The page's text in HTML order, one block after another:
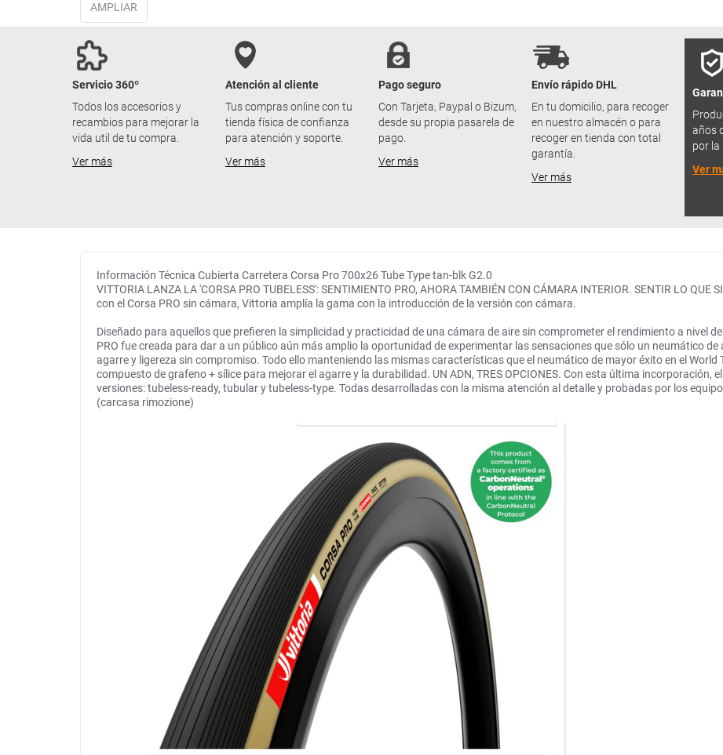
AMPLIAR
Servicio 360º
Todos los accesorios y
recambios para mejorar la
vida util de tu compra.
Ver más
Atención al cliente
Tus compras online con tu
tienda física de confianza
para atención y soporte.
Ver más
Pago seguro
Con Tarjeta, Paypal o Bizum,
desde su propia pasarela de
pago.
Ver más
Envío rápido DHL
En tu domicilio, para recoger
en nuestro almacén o para
recoger en tienda con total
garantía.
Ver más
años
por la
Ver
Información Técnica Cubierta Carretera Corsa Pro 700x26 Tube Type tan-blk G2.0
VITTORIA LANZA LA 'CORSA PRO TUBELESS': SENTIMIENTO PRO, AHORA TAMBIÉN CON CÁMARA INTERIOR. SENTIR LO
con el Corsa PRO sin cámara, Vittoria amplía la gama con la introducción de la versión con cámara.
Diseñado para aquellos que prefieren la simplicidad y practicidad de una cámara de aire sin comprometer el rendimiento a nivel
PRO fue creada para dar a un público aún más amplio la oportunidad de experimentar las sensaciones que sólo un neumático
agarre y ligereza sin compromiso. Todo ello manteniendo las mismas características que el neumático de mayor éxito en el World
compuesto de grafeno + sílice para mejorar el agarre y la durabilidad. UN ADN, TRES OPCIONES. Con esta última incorporación,
versiones: tubeless-ready, tubular y tubeless-type. Todas desarrolladas con la misma atención al detalle y probadas por los
(carcasa rimozione)